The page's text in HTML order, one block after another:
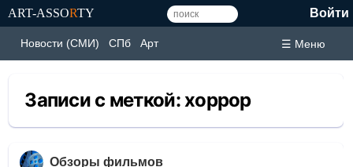
ART-ASSORTY Войти
Новости (СМИ) СПб Арт ☰ Меню
Записи с меткой:хоррор
Обзоры фильмов